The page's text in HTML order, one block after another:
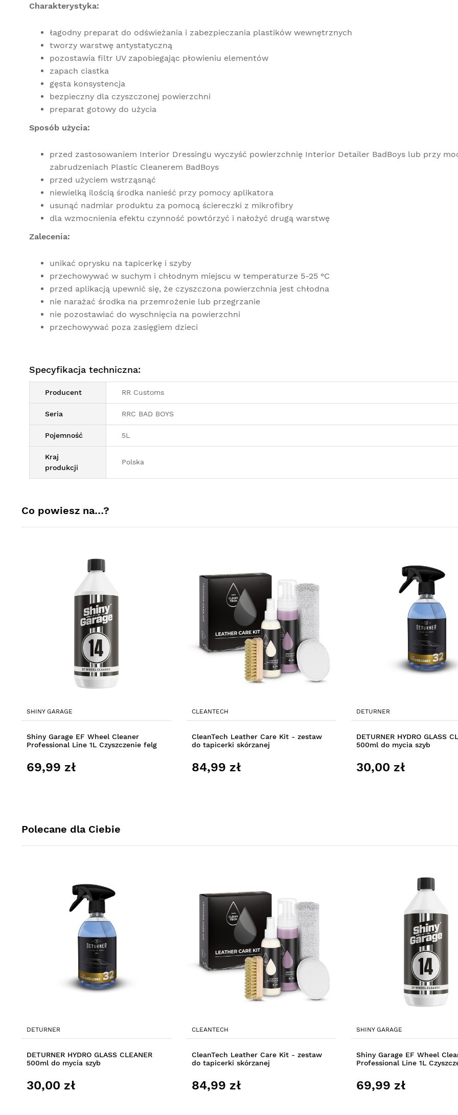
Charakterystyka:
łagodny preparat do odświeżania i zabezpieczania plastików wewnętrznych
tworzy warstwę antystatyczną
pozostawia filtr UV zapobiegając płowieniu elementów
zapach ciastka
gęsta konsystencja
bezpieczny dla czyszczonej powierzchni
preparat gotowy do użycia
Sposób użycia:
przed zastosowaniem Interior Dressingu wyczyść powierzchnię Interior Detailer BadBoys lub przy
zabrudzeniach Plastic Cleanerem BadBoys
przed użyciem wstrząsnąć
niewielką ilością środka nanieść przy pomocy aplikatora
usunąć nadmiar produktu za pomocą ściereczki z mikrofibry
dla wzmocnienia efektu czynność powtórzyć i nałożyć drugą warstwę
Zalecenia:
unikać oprysku na tapicerkę i szyby
przechowywać w suchym i chłodnym miejscu w temperaturze 5-25 °C
przed aplikacją upewnić się, że czyszczona powierzchnia jest chłodna
nie narażać środka na przemrożenie lub przegrzanie
nie pozostawiać do wyschnięcia na powierzchni
przechowywać poza zasięgiem dzieci
Specyfikacja techniczna:
Producent RR Customs
Seria RRC BAD BOYS
Pojemność 5L
Kraj
produkcji
Polska
Co powiesz na…?
SHINY GARAGE
Shiny Garage EF Wheel Cleaner
Professional Line 1L Czyszczenie felg
69,99 zł
CLEANTECH
CleanTech Leather Care Kit - zestaw
do tapicerki skórzanej
84,99 zł
DETURNER
DETURNER HYDRO GLASS
500ml do mycia szyb
30,00 zł
Polecane dla Ciebie
DETURNER
DETURNER HYDRO GLASS CLEANER
500ml do mycia szyb
30,00 zł
CLEANTECH
CleanTech Leather Care Kit - zestaw
do tapicerki skórzanej
84,99 zł
SHINY GARAGE
Shiny Garage EF Wheel
Professional Line 1L
69,99 zł